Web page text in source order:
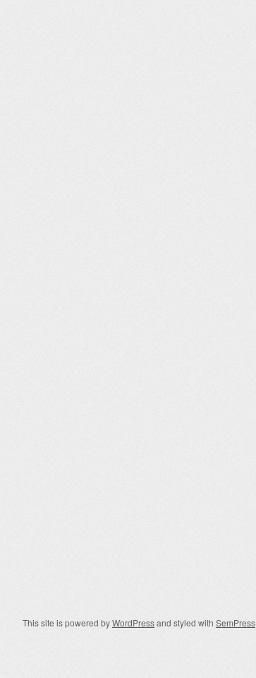
This site is powered byWordPressand styled with SemPress